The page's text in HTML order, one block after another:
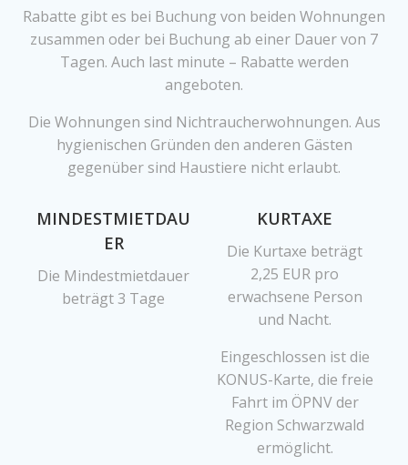
Rabatte gibt es bei Buchung von beiden Wohnungen
zusammen oder bei Buchung ab einer Dauer von 7
Tagen. Auch last minute – Rabatte werden
angeboten.
Die Wohnungen sind Nichtraucherwohnungen. Aus
hygienischen Gründen den anderen Gästen
gegenüber sind Haustiere nicht erlaubt.
MINDESTMIETDAU
ER
Die Mindestmietdauer
beträgt 3 Tage
KURTAXE
Die Kurtaxe beträgt
2,25 EUR pro
erwachsene Person
und Nacht.
Eingeschlossen ist die
KONUS-Karte, die freie
Fahrt im ÖPNV der
Region Schwarzwald
ermöglicht.